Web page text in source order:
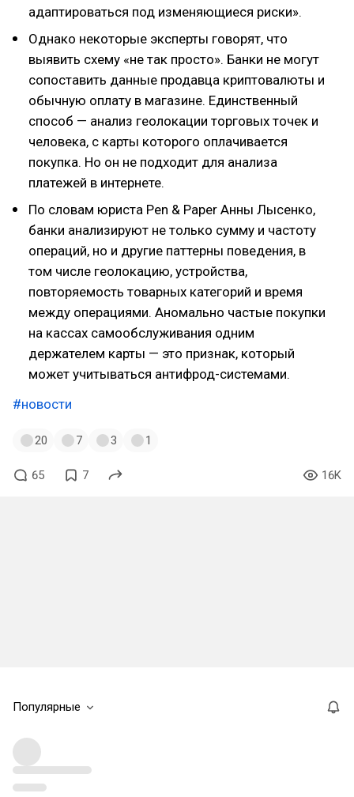
адаптироваться под изменяющиеся риски».
Однако некоторые эксперты говорят, что
выявить схему «не так просто». Банки не могут
сопоставить данные продавца криптовалюты и
обычную оплату в магазине. Единственный
способ — анализ геолокации торговых точек и
человека, с карты которого оплачивается
покупка. Но он не подходит для анализа
платежей в интернете.
По словам юриста Pen & Paper Анны Лысенко,
банки анализируют не только сумму и частоту
операций, но и другие паттерны поведения, в
том числе геолокацию, устройства,
повторяемость товарных категорий и время
между операциями. Аномально частые покупки
на кассах самообслуживания одним
держателем карты — это признак, который
может учитываться антифрод-системами.
#новости
20 7 3 1
65 7 16K
Популярные